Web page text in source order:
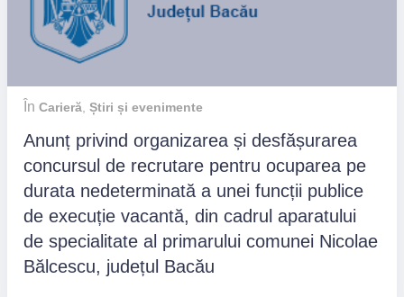
În Carieră Știri și evenimente
Anunț privind organizarea și desfășurarea
concursul de recrutare pentru ocuparea pe
durata nedeterminată a unei funcții publice
de execuție vacantă, din cadrul aparatului
de specialitate al primarului comunei Nicolae
Bălcescu, județul Bacău